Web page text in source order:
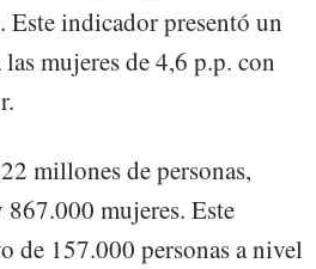
indicador presentó un
mujeres de 4,6 p.p. con
millones de personas,
mujeres. Este
de 157.000 personas a nivel